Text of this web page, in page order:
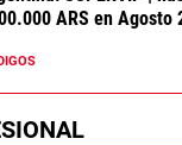
ARS en Agosto